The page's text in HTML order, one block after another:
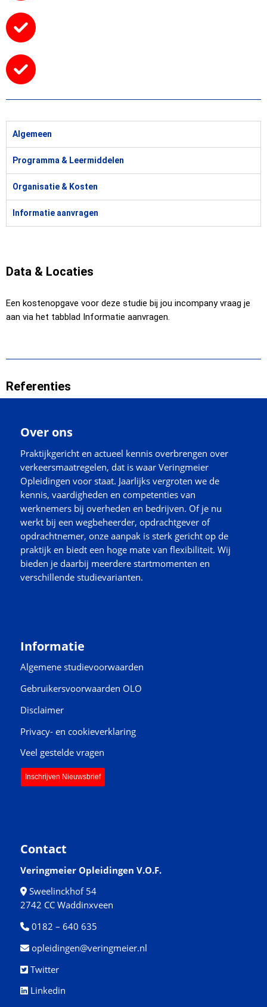
Algemeen
Programma & Leermiddelen
Organisatie & Kosten
Informatie aanvragen
Data & Locaties
Een kostenopgave voor deze studie bij jou incompany vraag je
aan via het tabblad Informatie aanvragen.
Referenties
Over ons
Praktijkgericht en actueel kennis overbrengen over
verkeersmaatregelen, dat is waar Veringmeier
Opleidingen voor staat. Jaarlijks vergroten we de
kennis, vaardigheden en competenties van
werknemers bij overheden en bedrijven. Of je nu
werkt bij een wegbeheerder, opdrachtgever of
opdrachtnemer, onze aanpak is sterk gericht op de
praktijk en biedt een hoge mate van flexibiliteit. Wij
bieden je daarbij meerdere startmomenten en
verschillende studievarianten.
Informatie
Algemene studievoorwaarden
Gebruikersvoorwaarden OLO
Disclaimer
Privacy- en cookieverklaring
Veel gestelde vragen
Inschrijven Nieuwsbrief
Contact
Veringmeier Opleidingen V.O.F.
Sweelinckhof 54
2742 CC Waddinxveen
0182 – 640 635
opleidingen@veringmeier.nl
Twitter
Linkedin